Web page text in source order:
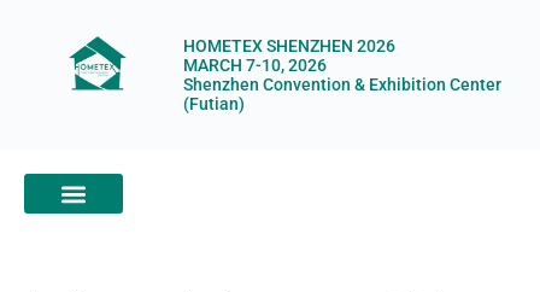
HOMETEX SHENZHEN 2026
MARCH 7-10, 2026
Shenzhen Convention & Exhibition Center
(Futian)